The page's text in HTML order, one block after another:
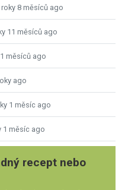
roky 8 měsíců ago
11 měsíců ago
měsíců ago
ago
1 měsíc ago
1 měsíc ago
recept nebo